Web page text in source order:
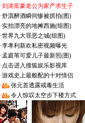
·刘涛富豪老公为家产求生子
·舒淇醉酒瞬间惨被抓拍(图)
·实拍漂亮的地摊西施(组图)
·世界九大罪恶之城(组图)
·李孝利新欢私密视频曝光
·孟庭苇可爱儿子最新照(图)
·点击进入搜狐娱乐影视库
·游戏史上最般配的十对情侣
·
张元首透露戒毒生活
· 令人惊叹太空步下楼方式